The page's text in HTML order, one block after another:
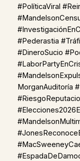
#PolíticaViral
#Pederastia
#DineroSucio
MorganAuditoría